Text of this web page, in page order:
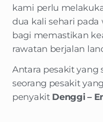
kami perlu
dua kali sehari
bagi memastikan
rawatan berjalan
Antara pesakit yang
seorang pesakit
penyakit Denggi –